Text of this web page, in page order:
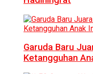
Garuda Baru
Ketangguhan